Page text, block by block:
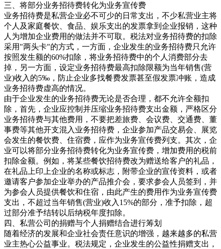
三、将部分业务招待费转化为业务宣传费
业务招待费是私营企业必不可少的日常支出，不少私营业主将
个人及家庭餐饮、食品、娱乐支出的发票拿到企业报销，这种
人为增加企业费用的做法并不可取。税法对业务招待费的扣除
采用"两头卡"的方式，一方面，企业发生的业务招待费只允许
按照发生额的60%扣除，将业务招待费中的个人消费部分去
掉，另一方面，设定业务招待费最高扣除限额为当年销售(营
业)收入的5‰，防止企业多找餐费发票甚至假发票冲账，造成
业务招待费虚高的情况。
由于企业发生的业务招待费无论是否合理，都不允许全额扣
除，首先，企业应控制并压缩业务招待费支出金额，严格区分
业务招待费与其他费用，不要把差旅费、会议费、交通费、董
事费等其他开支混入业务招待费，企业参加产品交易会、展览
会发生的餐饮费、住宿费，应作为业务宣传费列支。其次，企
业可以将部分业务招待费转化为业务宣传费，增加费用的税前
扣除金额。例如，将某些餐饮招待费改为赠送给客户的礼品，
在礼品上印上企业的名称或标志，附带企业的宣传资料，或者
邀请客户参加企业举办的产品推介会，要求参会人员签到，并
为参会人员提供餐饮和住宿，由此产生的费用作为业务宣传费
支出，不超过当年销售(营业)收入15%的部分，准予扣除，超
过部分准予结转以后纳税年度扣除。
四、私营公司的捐赠与个人捐赠结合进行筹划
随着经济的发展和企业社会责任意识的增强，越来越多的私营
业主热心公益事业。税法规定，企业发生的公益性捐赠支出，